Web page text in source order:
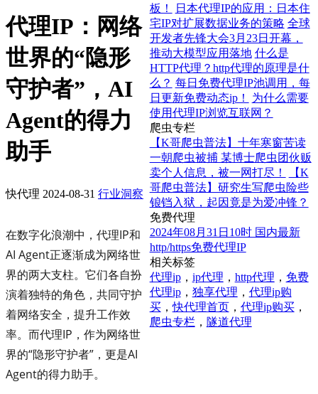
代理IP：网络
世界的“隐形
守护者”，AI
Agent的得力
助手
快代理 2024-08-31 行业洞察
在数字化浪潮中，代理IP和
AI Agent正逐渐成为网络世
界的两大支柱。它们各自扮
演着独特的角色，共同守护
着网络安全，提升工作效
率。而代理IP，作为网络世
界的“隐形守护者”，更是AI
Agent的得力助手。
板！
日本代理IP的应用：日本住
宅IP对扩展数据业务的策略 全球
开发者先锋大会3月23日开幕，
推动大模型应用落地 什么是
HTTP代理？http代理的原理是什
么？ 每日免费代理IP池调用，每
日更新免费动态ip！
为什么需要
使用代理IP浏览互联网？
爬虫专栏
【K哥爬虫普法】十年寒窗苦读
一朝爬虫被捕 某博士爬虫团伙贩
卖个人信息，被一网打尽！
【K
哥爬虫普法】研究生写爬虫险些
锒铛入狱，起因竟是为爱冲锋？
免费代理
2024年08月31日10时 国内最新
http/https免费代理IP
相关标签
代理ip， ip代理 ， http代理 ， 免费
代理ip， 独享代理 ， 代理ip购
买，快代理首页， 代理ip购买，
爬虫专栏， 隧道代理